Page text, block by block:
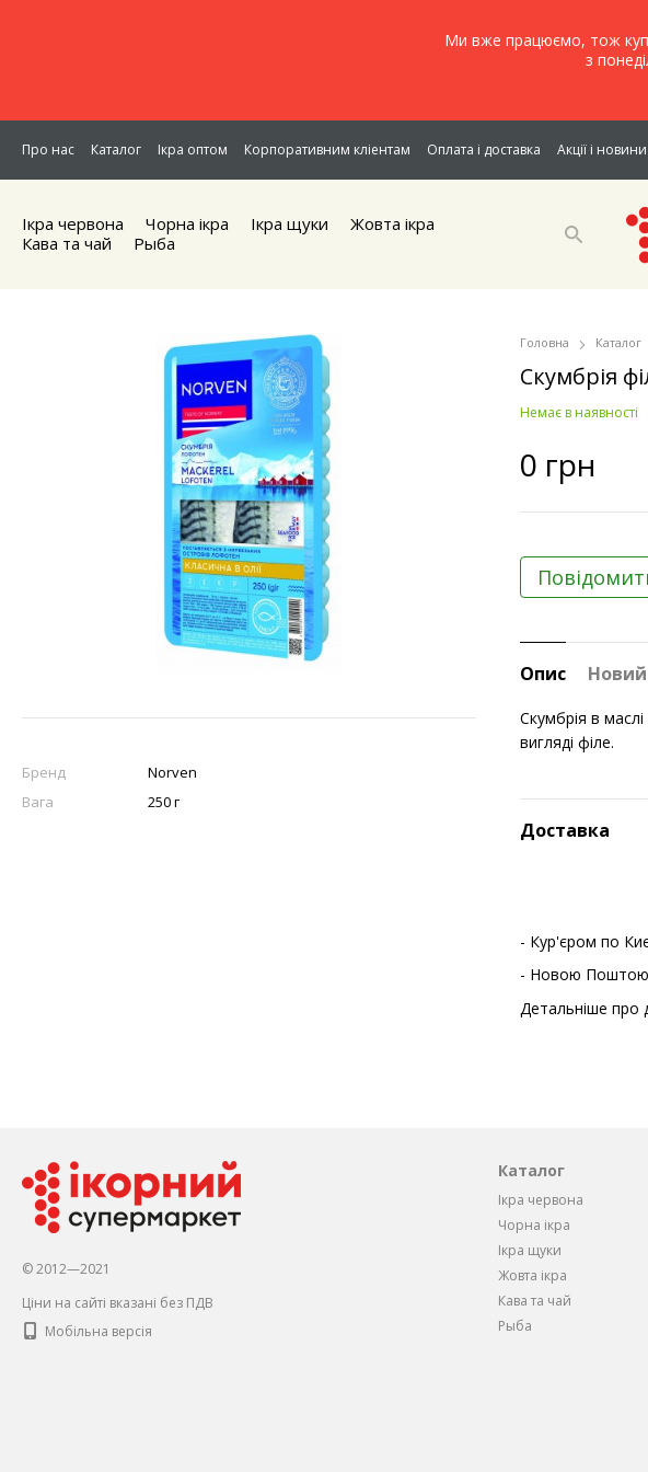
Ми вже працюємо, тож
з
Про нас Каталог Ікра оптом Корпоративним кліентам Оплата і доставка Акції і новини
Ікра червона Чорна iкра Iкра щуки
Жовта iкра
Кава та чай
Рыба
Бренд
Norven
Вага
250 г
Головна Каталог
Скумбрія
Немає в наявності
0 грн
Опис Новий
Скумбрія в
вигляді філе.
Доставка
- Кур'єром по
- Новою Поштою
Детальніше про
© 2012—2021
Ціни на сайті вказані без ПДВ
Мобільна версія
Каталог
Ікра червона
Чорна iкра
Iкра щуки
Жовта iкра
Кава та чай
Рыба